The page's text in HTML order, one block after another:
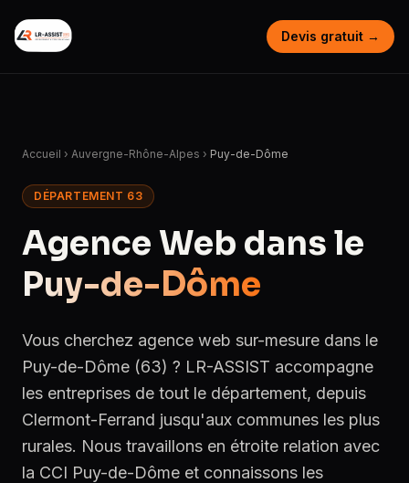
Devis gratuit →
Accueil › Auvergne-Rhône-Alpes › Puy-de-Dôme
DÉPARTEMENT 63
Agence Web dans le
Puy-de-Dôme
Vous cherchez agence web sur-mesure dans le
Puy-de-Dôme (63) ? LR-ASSIST accompagne
les entreprises de tout le département, depuis
Clermont-Ferrand jusqu'aux communes les plus
rurales. Nous travaillons en étroite relation avec
la CCI Puy-de-Dôme et connaissons les